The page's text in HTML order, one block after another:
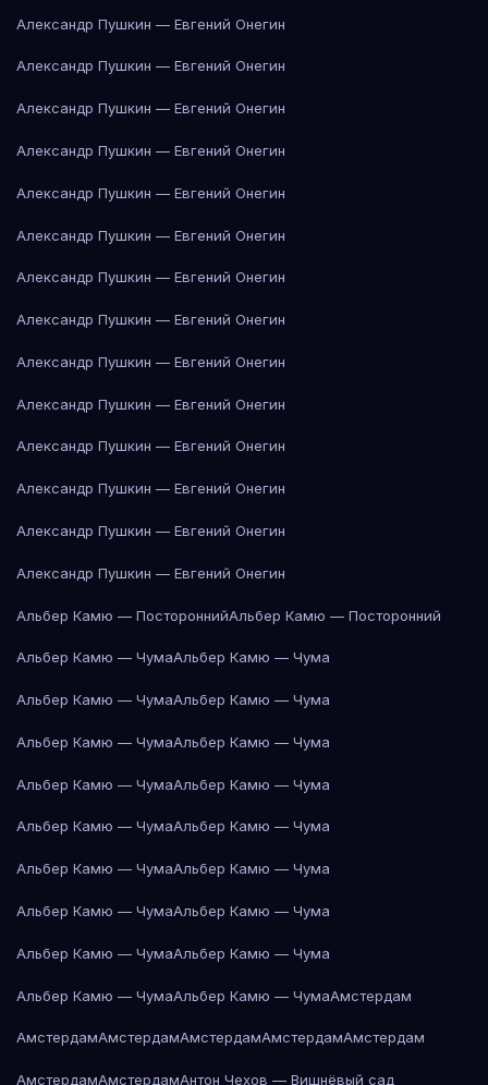
Александр Пушкин — Евгений Онегин
Александр Пушкин — Евгений Онегин
Александр Пушкин — Евгений Онегин
Александр Пушкин — Евгений Онегин
Александр Пушкин — Евгений Онегин
Александр Пушкин — Евгений Онегин
Александр Пушкин — Евгений Онегин
Александр Пушкин — Евгений Онегин
Александр Пушкин — Евгений Онегин
Александр Пушкин — Евгений Онегин
Александр Пушкин — Евгений Онегин
Александр Пушкин — Евгений Онегин
Александр Пушкин — Евгений Онегин
Александр Пушкин — Евгений Онегин
Альбер Камю — ПостороннийАльбер Камю — Посторонний
Альбер Камю — ЧумаАльбер Камю — Чума
Альбер Камю — ЧумаАльбер Камю — Чума
Альбер Камю — ЧумаАльбер Камю — Чума
Альбер Камю — ЧумаАльбер Камю — Чума
Альбер Камю — ЧумаАльбер Камю — Чума
Альбер Камю — ЧумаАльбер Камю — Чума
Альбер Камю — ЧумаАльбер Камю — Чума
Альбер Камю — ЧумаАльбер Камю — Чума
Альбер Камю — ЧумаАльбер Камю — ЧумаАмстердам
АмстердамАмстердамАмстердамАмстердамАмстердам
АмстердамАмстердамАнтон Чехов — Вишнёвый сад